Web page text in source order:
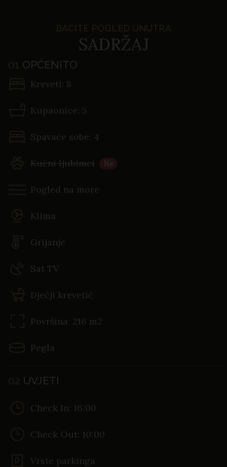
BACITE POGLED UNUTRA
SADRŽAJ
01 OPĆENITO
Kreveti: 8
Kupaonice: 5
Spavaće sobe: 4
Kućni ljubimci Ne
Pogled na more
Klima
Grijanje
Sat TV
Dječji krevetić
Površina: 216 m2
Pegla
02 UVJETI
Check In: 16:00
Check Out: 10:00
Vrste parkinga